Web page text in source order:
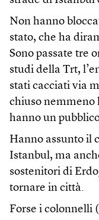
Non hanno
stato, che ha
Sono passate tre
studi della Trt,
stati cacciati via
chiuso nemmeno
hanno un
Hanno assunto il
Istanbul, ma
sostenitori di
tornare in città.
Forse i colonnelli